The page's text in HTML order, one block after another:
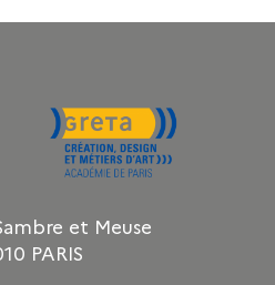
et Meuse
PARIS